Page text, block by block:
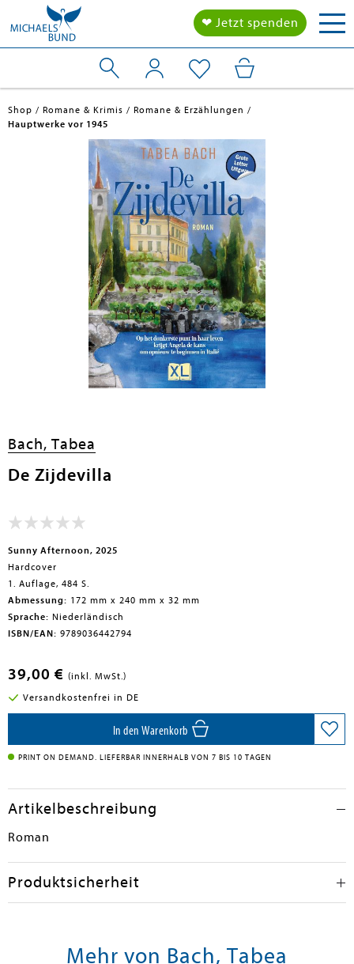
❤ Jetzt spenden
Shop Romane & Krimis
Romane & Erzählungen
Hauptwerke vor 1945
Bach, Tabea
De Zijdevilla
Sunny Afternoon, 2025
Hardcover
1. Auflage, 484 S.
Abmessung: 172 mm x 240 mm x 32 mm
Sprache: Niederländisch
ISBN/EAN: 9789036442794
39,00 € (inkl. MwSt.)
Versandkostenfrei in DE
In den Warenkorb
PRINT ON DEMAND. LIEFERBAR INNERHALB VON 7 BIS 10 TAGEN
Artikelbeschreibung
Roman
Produktsicherheit
Mehr von Bach, Tabea